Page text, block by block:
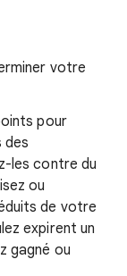
votre
pour
des
les contre du
ou
de votre
expirent un
gagné ou